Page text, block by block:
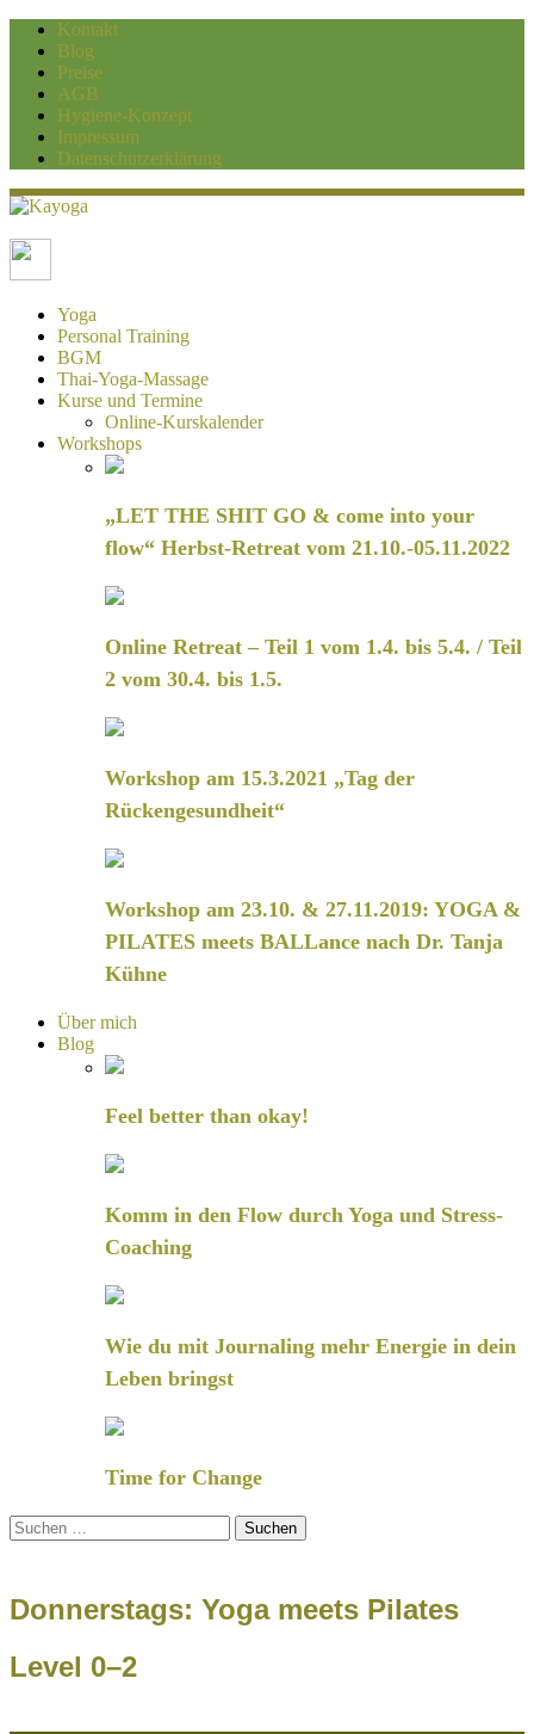
Kontakt
Blog
Preise
AGB
Hygiene-Konzept
Impressum
Datenschutzerklärung
Kayoga
Yoga und Personaltraining Duisburg
Yoga
Personal Training
BGM
Thai-Yoga-Massage
Kurse und Termine
Online-Kurskalender
Workshops
„LET THE SHIT GO & come into your
flow“ Herbst-Retreat vom 21.10.-05.11.2022
Online Retreat – Teil 1 vom 1.4. bis 5.4. / Teil
2 vom 30.4. bis 1.5.
Workshop am 15.3.2021 „Tag der
Rückengesundheit“
Workshop am 23.10. & 27.11.2019: YOGA &
PILATES meets BALLance nach Dr. Tanja
Kühne
Über mich
Blog
Feel better than okay!
Komm in den Flow durch Yoga und Stress-
Coaching
Wie du mit Journaling mehr Energie in dein
Leben bringst
Time for Change
Suchen
nach:
Donnerstags: Yoga meets Pilates
Level 0–2